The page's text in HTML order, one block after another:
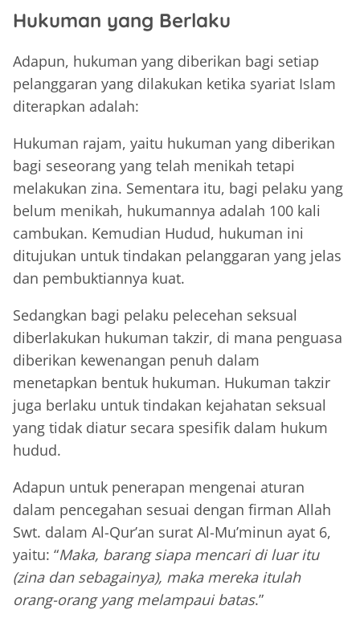
Hukuman yang Berlaku
Adapun, hukuman yang diberikan bagi setiap
pelanggaran yang dilakukan ketika syariat Islam
diterapkan adalah:
Hukuman rajam, yaitu hukuman yang diberikan
bagi seseorang yang telah menikah tetapi
melakukan zina. Sementara itu, bagi pelaku yang
belum menikah, hukumannya adalah 100 kali
cambukan. Kemudian Hudud, hukuman ini
ditujukan untuk tindakan pelanggaran yang jelas
dan pembuktiannya kuat.
Sedangkan bagi pelaku pelecehan seksual
diberlakukan hukuman takzir, di mana penguasa
diberikan kewenangan penuh dalam
menetapkan bentuk hukuman. Hukuman takzir
juga berlaku untuk tindakan kejahatan seksual
yang tidak diatur secara spesifik dalam hukum
hudud.
Adapun untuk penerapan mengenai aturan
dalam pencegahan sesuai dengan firman Allah
Swt. dalam Al-Qur’an surat Al-Mu’minun ayat 6,
yaitu: “Maka, barang siapa mencari di luar itu
(zina dan sebagainya), maka mereka itulah
orang-orang yang melampaui batas.”